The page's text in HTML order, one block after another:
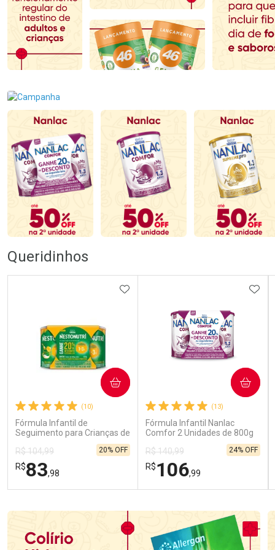
Comprar sem Desconto
Por R$ 64,90/cada
Comprar sem Desconto
Por R$ 64,90/cada
Comprar sem Desconto
Por R$ 100,99/cada
Comprar sem Desconto
Por R$ 100,99/cada
Queridinhos
(10)
Fórmula Infantil de
Seguimento para Crianças de
Primeira Infância Nestonutri
2 Unidades de 800g cada
R$ 104,99
R$83,98
20% OFF
ADICIONAR AOS FAVORITOS
COMPRAR
(13)
Fórmula Infantil Nanlac
Comfor 2 Unidades de 800g
R$ 140,99
R$106,99
24% OFF
COMPRAR
Laboratório
Por Menos